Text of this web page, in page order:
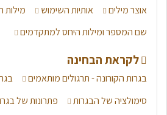
אוצר מילים אותיות השימוש מילות
שם המספר ומילות היחס למתקדמים
לקראת הבחינה
בגרות הקורונה - תרגולים מותאמים
סימולציה של הבגרות
פתרונות של